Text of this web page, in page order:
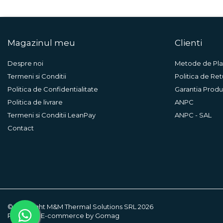
Cleme de fixare si coliere
Accesorii de montaj
Substante intretinere
Accesorii instalatii termice
Baterii instant
Baterii sanitare
Filtre apa potabila
Magazinul meu
Despre noi
Termeni si Conditii
Politica de Confidentialitate
Politica de livrare
Termeni si Conditii LeanPay
Contact
Clienti
Metode de
Politica de
Garantia
ANPC
ANPC - SAL
©Copyright M&M Thermal Solutions SRL 2026
Platforma E-commerce by Gomag